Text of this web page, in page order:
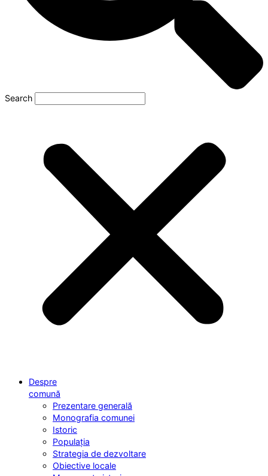
Search
Despre
comună
Prezentare generală
Monografia comunei
Istoric
Populația
Strategia de dezvoltare
Obiective locale